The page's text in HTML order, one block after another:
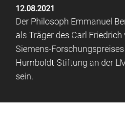
12.08.2021
Der Philosoph Emmanuel
als Träger des Carl Friedrich
Siemens-
Humboldt-Stiftung an der
sein.